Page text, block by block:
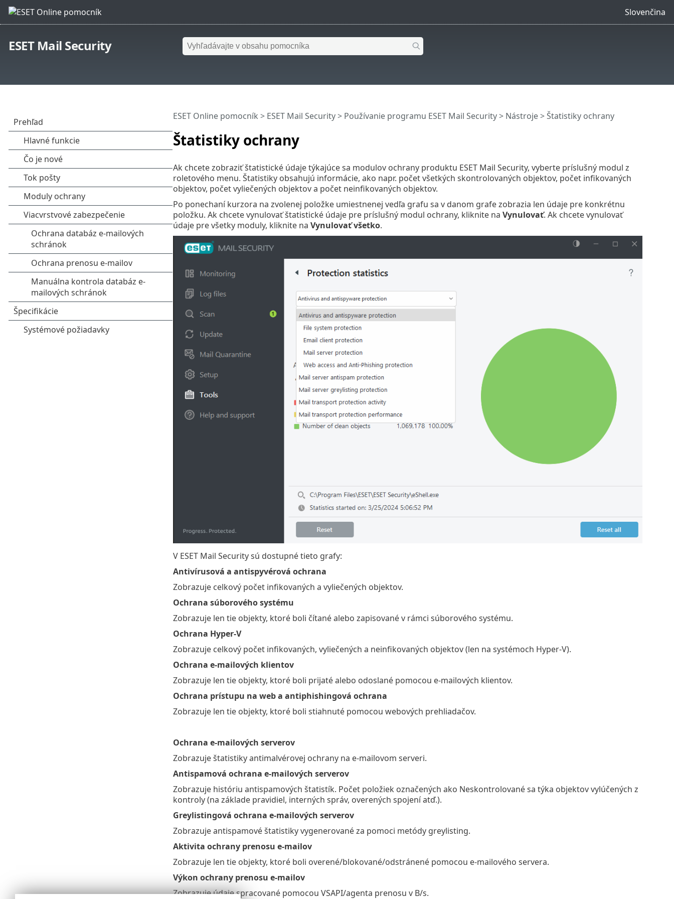
Slovenčina
ESET Mail Security
Štatistiky ochrany
ESET Online pomocník > ESET Mail Security> Používanie programu ESET Mail Security> Nástroje> Štatistiky ochrany
Ak chcete zobraziť štatistické údaje týkajúce sa modulov ochrany produktu ESET Mail Security, vyberte príslušný modul z
roletového menu. Štatistiky obsahujú informácie, ako napr. počet všetkých skontrolovaných objektov, počet infikovaných
objektov, počet vyliečených objektov a počet neinfikovaných objektov.
Po ponechaní kurzora na zvolenej položke umiestnenej vedľa grafu sa v danom grafe zobrazia len údaje pre konkrétnu
položku. Ak chcete vynulovať štatistické údaje pre príslušný modul ochrany, kliknite na Vynulovať. Ak chcete vynulovať
údaje pre všetky moduly, kliknite na Vynulovať všetko.
V ESET Mail Security sú dostupné tieto grafy:
Antivírusová a antispyvérová ochrana
Zobrazuje celkový počet infikovaných a vyliečených objektov.
Ochrana súborového systému
Zobrazuje len tie objekty, ktoré boli čítané alebo zapisované v rámci súborového systému.
Ochrana Hyper-V
Zobrazuje celkový počet infikovaných, vyliečených a neinfikovaných objektov (len na systémoch Hyper-V).
Ochrana e-mailových klientov
Zobrazuje len tie objekty, ktoré boli prijaté alebo odoslané pomocou e-mailových klientov.
Ochrana prístupu na web a antiphishingová ochrana
Zobrazuje len tie objekty, ktoré boli stiahnuté pomocou webových prehliadačov.
Ochrana e-mailových serverov
Zobrazuje štatistiky antimalvérovej ochrany na e-mailovom serveri.
Antispamová ochrana e‑mailových serverov
Zobrazuje históriu antispamových štatistík. Počet položiek označených ako Neskontrolované sa týka objektov vylúčených z
kontroly (na základe pravidiel, interných správ, overených spojení atď.).
Greylistingová ochrana e-mailových serverov
Zobrazuje antispamové štatistiky vygenerované za pomoci metódy greylisting.
Aktivita ochrany prenosu e-mailov
Zobrazuje len tie objekty, ktoré boli overené/blokované/odstránené pomocou e-mailového servera.
Výkon ochrany prenosu e-mailov
Zobrazuje údaje spracované pomocou VSAPI/agenta prenosu v B/s.